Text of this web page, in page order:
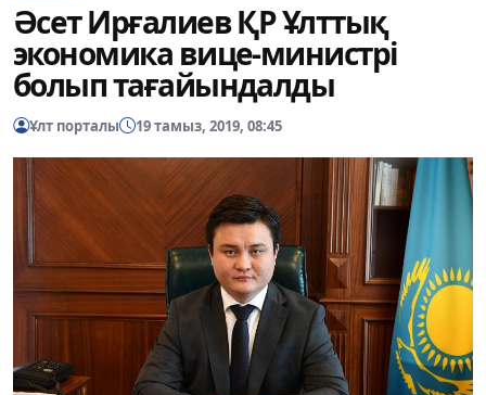
Әсет Ирғалиев ҚР Ұлттық
экономика вице-министрі
болып тағайындалды
Ұлт порталы 19 тамыз, 2019, 08:45